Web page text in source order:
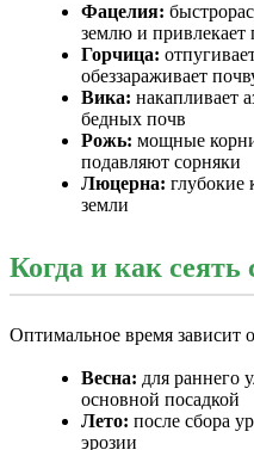
Фацелия:
землю и привлекает
Горчица:
обеззараживает
Вика: накапливает
бедных почв
Рожь: мощные
подавляют сорняки
Люцерна: глубокие
земли
Когда и как сеять
Оптимальное время зависит
Весна: для раннего
основной посадкой
Лето: после сбора
эрозии